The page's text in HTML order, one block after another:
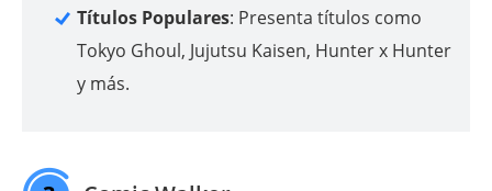
Títulos Populares: Presenta títulos como
Tokyo Ghoul, Jujutsu Kaisen, Hunter x Hunter
y más.